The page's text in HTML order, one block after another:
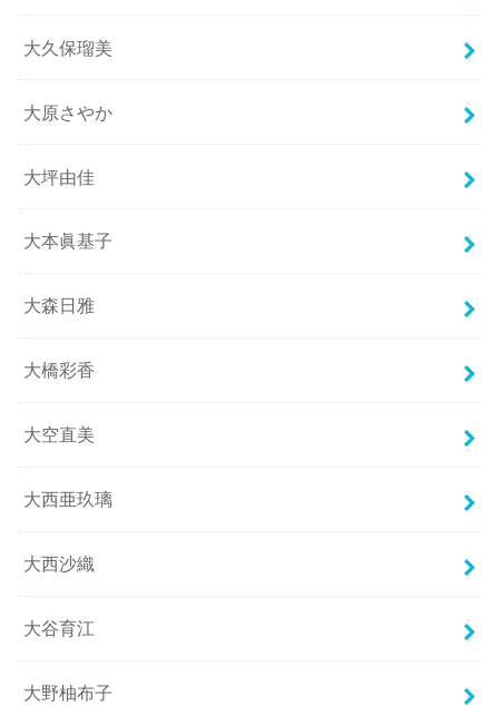
大久保瑠美
大原さやか
大坪由佳
大本眞基子
大森日雅
大橋彩香
大空直美
大西亜玖璃
大西沙織
大谷育江
大野柚布子